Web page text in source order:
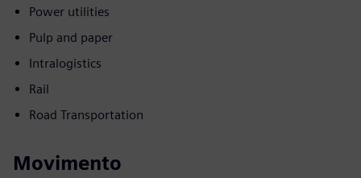
Power utilities
Pulp and paper
Intralogistics
Rail
Road Transportation
Movimento